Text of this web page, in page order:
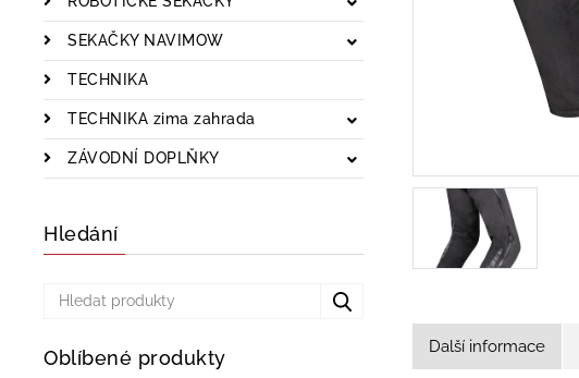
SEKAČKY NAVIMOW
TECHNIKA
TECHNIKA zima zahrada
ZÁVODNÍ DOPLŇKY
Hledání
Oblíbené produkty Další informace